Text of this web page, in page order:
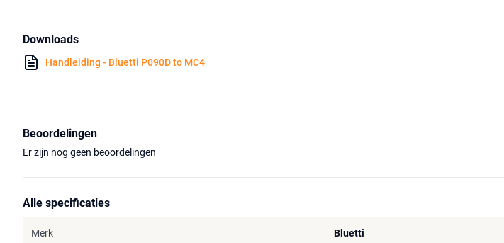
Downloads
Handleiding - Bluetti P090D to MC4
Beoordelingen
Er zijn nog geen beoordelingen
Alle specificaties
Merk Bluetti